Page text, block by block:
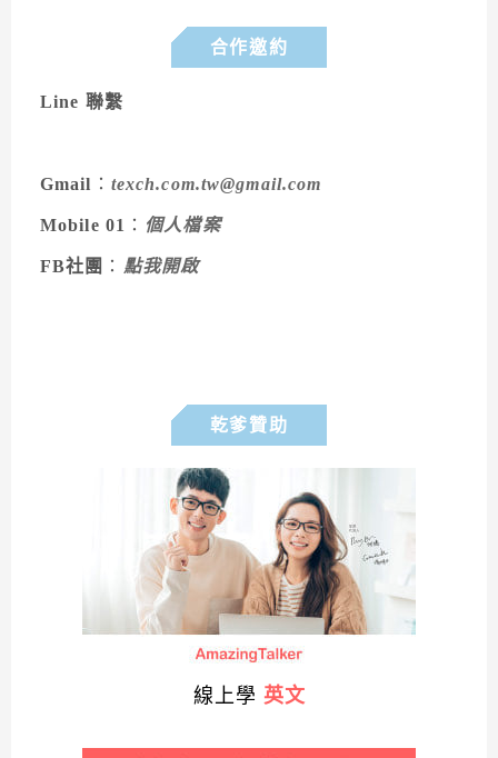
合作邀約
Line 聯繫
Gmail ： texch.com.tw@gmail.com
Mobile 01 ： 個人檔案
FB社團 ： 點我開啟
乾爹贊助
線上學 英文